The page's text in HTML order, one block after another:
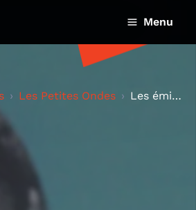
Menu
Les Petites Ondes Les émissions du lycée Hector Berlioz - Partie 2